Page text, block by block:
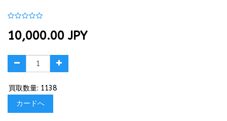
10,000.00 JPY
買取数量: 1138
カードへ